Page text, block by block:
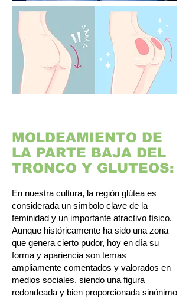
MOLDEAMIENTO DE
LA PARTE BAJA DEL
TRONCO Y GLUTEOS:
En nuestra cultura, la región glútea es
considerada un símbolo clave de la
feminidad y un importante atractivo físico.
Aunque históricamente ha sido una zona
que genera cierto pudor, hoy en día su
forma y apariencia son temas
ampliamente comentados y valorados en
medios sociales, siendo una figura
redondeada y bien proporcionada sinónimo